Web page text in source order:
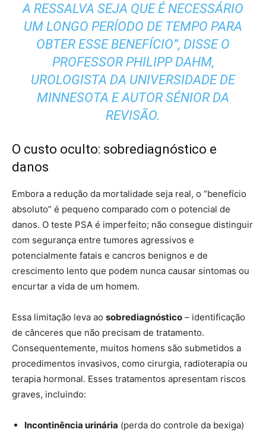
A RESSALVA SEJA QUE É NECESSÁRIO
UM LONGO PERÍODO DE TEMPO PARA
OBTER ESSE BENEFÍCIO”, DISSE O
PROFESSOR PHILIPP DAHM,
UROLOGISTA DA UNIVERSIDADE DE
MINNESOTA E AUTOR SÉNIOR DA
REVISÃO.
O custo oculto: sobrediagnóstico e
danos
Embora a redução da mortalidade seja real, o “benefício
absoluto” é pequeno comparado com o potencial de
danos. O teste PSA é imperfeito; não consegue distinguir
com segurança entre tumores agressivos e
potencialmente fatais e cancros benignos e de
crescimento lento que podem nunca causar sintomas ou
encurtar a vida de um homem.
Essa limitação leva ao sobrediagnóstico – identificação
de cânceres que não precisam de tratamento.
Consequentemente, muitos homens são submetidos a
procedimentos invasivos, como cirurgia, radioterapia ou
terapia hormonal. Esses tratamentos apresentam riscos
graves, incluindo:
Incontinência urinária (perda do controle da bexiga)